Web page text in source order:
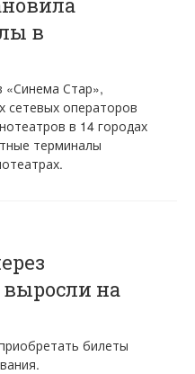
в
«Синема Стар»,
сетевых операторов
в 14 городах
терминалы
на
билеты